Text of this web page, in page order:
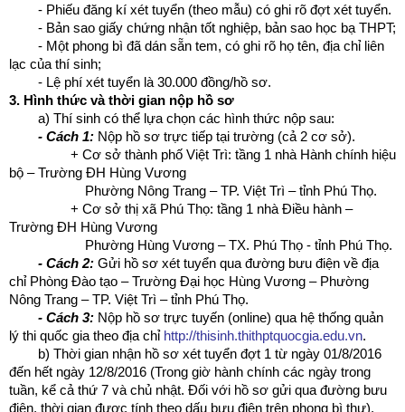
- Phiếu đăng kí xét tuyển (theo mẫu) có ghi rõ đợt xét tuyển.
- Bản sao giấy chứng nhận tốt nghiệp, bản sao học bạ THPT;
- Một phong bì đã dán sẵn tem, có ghi rõ họ tên, địa chỉ liên
lạc của thí sinh;
- Lệ phí xét tuyển là 30.000 đồng/hồ sơ.
3. Hình thức và thời gian nộp hồ sơ
a) Thí sinh có thể lựa chọn các hình thức nộp sau:
- Cách 1: Nộp hồ sơ trực tiếp tại trường (cả 2 cơ sở).
+ Cơ sở thành phố Việt Trì: tầng 1 nhà Hành chính hiệu
bộ – Trường ĐH Hùng Vương
Phường Nông Trang – TP. Việt Trì – tỉnh Phú Thọ.
+ Cơ sở thị xã Phú Thọ: tầng 1 nhà Điều hành –
Trường ĐH Hùng Vương
Phường Hùng Vương – TX. Phú Thọ - tỉnh Phú Thọ.
- Cách 2: Gửi hồ sơ xét tuyển qua đường bưu điện về địa
chỉ Phòng Đào tạo – Trường Đại học Hùng Vương – Phường
Nông Trang – TP. Việt Trì – tỉnh Phú Thọ.
- Cách 3: Nộp hồ sơ trực tuyến (online) qua hệ thống quản
lý thi quốc gia theo địa chỉ http://thisinh.thithptquocgia.edu.vn.
b) Thời gian nhận hồ sơ xét tuyển đợt 1 từ ngày 01/8/2016
đến hết ngày 12/8/2016 (Trong giờ hành chính các ngày trong
tuần, kể cả thứ 7 và chủ nhật. Đối với hồ sơ gửi qua đường bưu
điện, thời gian được tính theo dấu bưu điện trên phong bì thư).